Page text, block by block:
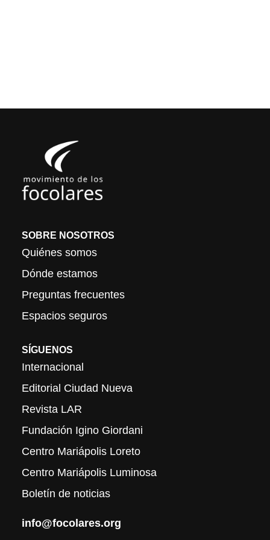
SOBRE NOSOTROS
Quiénes somos
Dónde estamos
Preguntas frecuentes
Espacios seguros
SÍGUENOS
Internacional
Editorial Ciudad Nueva
Revista LAR
Fundación Igino Giordani
Centro Mariápolis Loreto
Centro Mariápolis Luminosa
Boletín de noticias
info@focolares.org